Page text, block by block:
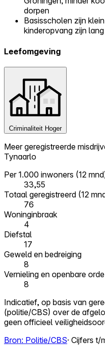
dorpen
Basisscholen zijn
kinderopvang zijn lang
Leefomgeving
Criminaliteit Hoger
Meer geregistreerde
Tynaarlo
Per 1.000 inwoners (12
33,55
Totaal geregistreerd (12
76
Woninginbraak
4
Diefstal
17
Geweld en bedreiging
8
Vernieling en openbare orde
8
Indicatief, op basis van
(politie/CBS) over de
geen officieel
Bron: Politie/CBS· Cijfers t/